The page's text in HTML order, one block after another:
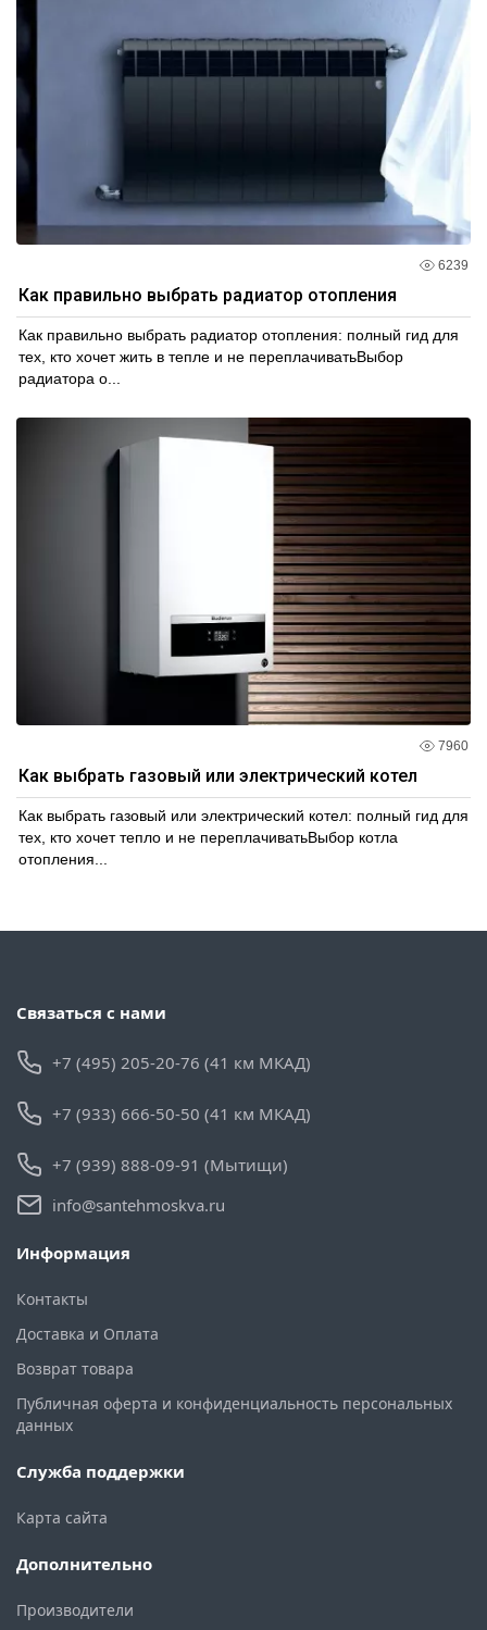
6239
Как правильно выбрать радиатор отопления
Как правильно выбрать радиатор отопления: полный гид для
тех, кто хочет жить в тепле и не переплачиватьВыбор
радиатора о...
7960
Как выбрать газовый или электрический котел
Как выбрать газовый или электрический котел: полный гид для
тех, кто хочет тепло и не переплачиватьВыбор котла
отопления...
Связаться с нами
+7 (495) 205-20-76 (41 км МКАД)
+7 (933) 666-50-50 (41 км МКАД)
+7 (939) 888-09-91 (Мытищи)
info@santehmoskva.ru
Информация
Контакты
Доставка и Оплата
Возврат товара
Публичная оферта и конфиденциальность персональных
данных
Служба поддержки
Карта сайта
Дополнительно
Производители